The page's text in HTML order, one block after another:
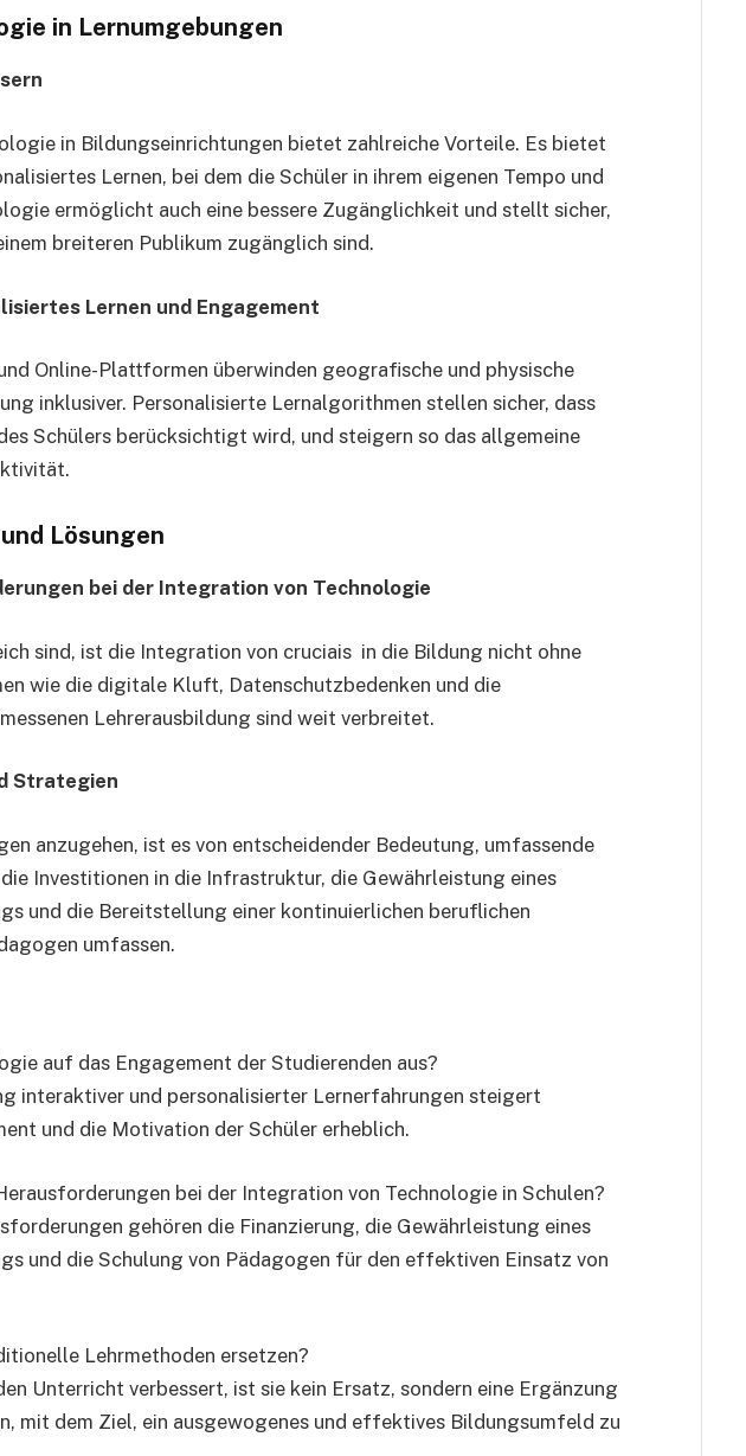
in Lernumgebungen
in Bildungseinrichtungen bietet zahlreiche Vorteile. Es bietet
Lernen, bei dem die Schüler in ihrem eigenen Tempo und
ermöglicht auch eine bessere Zugänglichkeit und stellt sicher,
breiteren Publikum zugänglich sind.
Lernen und Engagement
Online-Plattformen überwinden geografische und physische
inklusiver. Personalisierte Lernalgorithmen stellen sicher, dass
Schülers berücksichtigt wird, und steigern so das allgemeine
Lösungen
bei der Integration von Technologie
sind, ist die Integration von cruciais in die Bildung nicht ohne
wie die digitale Kluft, Datenschutzbedenken und die
Lehrerausbildung sind weit verbreitet.
Strategien
anzugehen, ist es von entscheidender Bedeutung, umfassende
Investitionen in die Infrastruktur, die Gewährleistung eines
und die Bereitstellung einer kontinuierlichen beruflichen
umfassen.
auf das Engagement der Studierenden aus?
interaktiver und personalisierter Lernerfahrungen steigert
und die Motivation der Schüler erheblich.
bei der Integration von Technologie in Schulen?
gehören die Finanzierung, die Gewährleistung eines
und die Schulung von Pädagogen für den effektiven Einsatz von
Lehrmethoden ersetzen?
Unterricht verbessert, ist sie kein Ersatz, sondern eine Ergänzung
mit dem Ziel, ein ausgewogenes und effektives Bildungsumfeld zu